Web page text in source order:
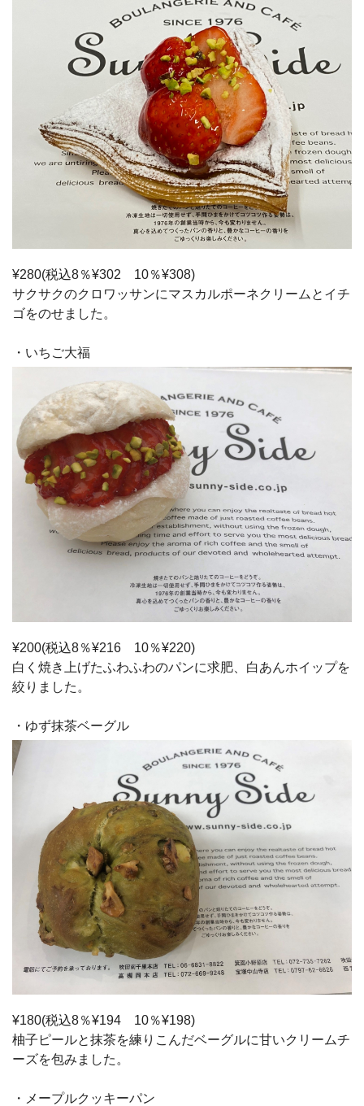
¥280(税込8％¥302 10％¥308)
サクサクのクロワッサンにマスカルポーネクリームとイチ
ゴをのせました。
・いちご大福
¥200(税込8％¥216 10％¥220)
白く焼き上げたふわふわのパンに求肥、白あんホイップを
絞りました。
・ゆず抹茶ベーグル
¥180(税込8％¥194 10％¥198)
柚子ピールと抹茶を練りこんだベーグルに甘いクリームチ
ーズを包みました。
・メープルクッキーパン